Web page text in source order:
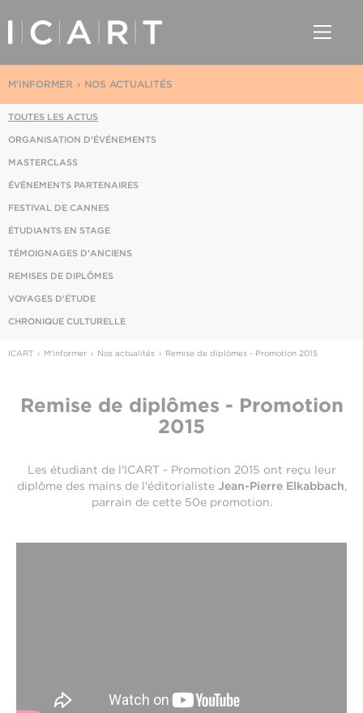
NOS ACTUALITÉS
M'INFORMER
TOUTES LES ACTUS
ORGANISATION D'ÉVÉNEMENTS
MASTERCLASS
ÉVÉNEMENTS PARTENAIRES
FESTIVAL DE CANNES
ÉTUDIANTS EN STAGE
TÉMOIGNAGES D'ANCIENS
REMISES DE DIPLÔMES
VOYAGES D'ÉTUDE
CHRONIQUE CULTURELLE
ICART M'informer Nos actualités Remise de diplômes - Promotion 2015
Remise de diplômes - Promotion
2015
Les étudiant de l'ICART - Promotion 2015 ont reçu leur
diplôme des mains de l'éditorialiste Jean-Pierre Elkabbach,
parrain de cette 50e promotion.